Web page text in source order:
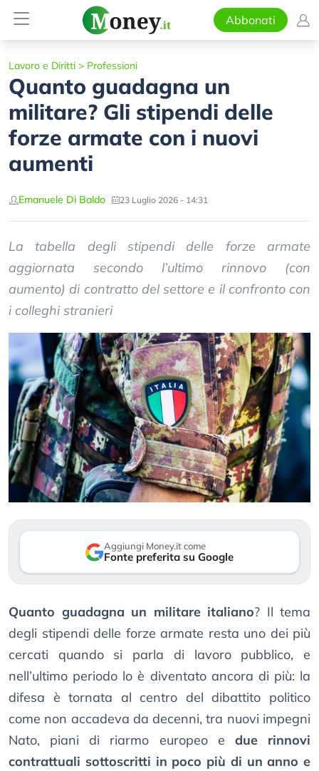
Abbonati
Lavoro e Diritti > Professioni
Quanto guadagna un
militare? Gli stipendi delle
forze armate con i nuovi
aumenti
Emanuele Di Baldo 23 Luglio 2026 - 14:31
La tabella degli stipendi delle forze armate
aggiornata secondo l’ultimo rinnovo (con
aumento) di contratto del settore e il confronto con
i colleghi stranieri
Aggiungi Money.it come
Fonte preferita su Google
Quanto guadagna un militare italiano? Il tema
degli stipendi delle forze armate resta uno dei più
cercati quando si parla di lavoro pubblico, e
nell’ultimo periodo lo è diventato ancora di più: la
difesa è tornata al centro del dibattito politico
come non accadeva da decenni, tra nuovi impegni
Nato, piani di riarmo europeo e due rinnovi
contrattuali sottoscritti in poco più di un anno e